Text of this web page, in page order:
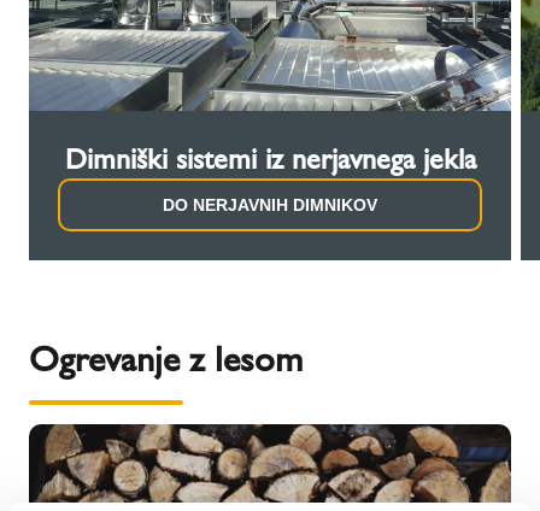
Dimniški sistemi iz nerjavnega jekla
DO NERJAVNIH DIMNIKOV
Ogrevanje z lesom